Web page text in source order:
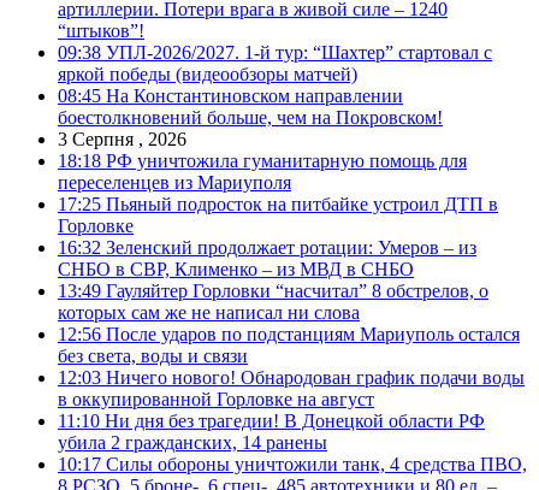
артиллерии. Потери врага в живой силе – 1240
“штыков”!
09:38 УПЛ-2026/2027. 1-й тур: “Шахтер” стартовал с
яркой победы (видеообзоры матчей)
08:45 На Константиновском направлении
боестолкновений больше, чем на Покровском!
3 Серпня , 2026
18:18 РФ уничтожила гуманитарную помощь для
переселенцев из Мариуполя
17:25 Пьяный подросток на питбайке устроил ДТП в
Горловке
16:32 Зеленский продолжает ротации: Умеров – из
СНБО в СВР, Клименко – из МВД в СНБО
13:49 Гауляйтер Горловки “насчитал” 8 обстрелов, о
которых сам же не написал ни слова
12:56 После ударов по подстанциям Мариуполь остался
без света, воды и связи
12:03 Ничего нового! Обнародован график подачи воды
в оккупированной Горловке на август
11:10 Ни дня без трагедии! В Донецкой области РФ
убила 2 гражданских, 14 ранены
10:17 Силы обороны уничтожили танк, 4 средства ПВО,
8 РСЗО, 5 броне-, 6 спец-, 485 автотехники и 80 ед. –